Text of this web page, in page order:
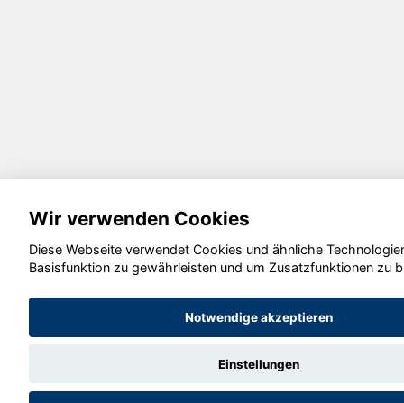
Wir verwenden Cookies
Diese Webseite verwendet Cookies und ähnliche
Basisfunktion zu gewährleisten und um Zusatzfunktionen zu
Notwendige akzeptieren
Einstellungen